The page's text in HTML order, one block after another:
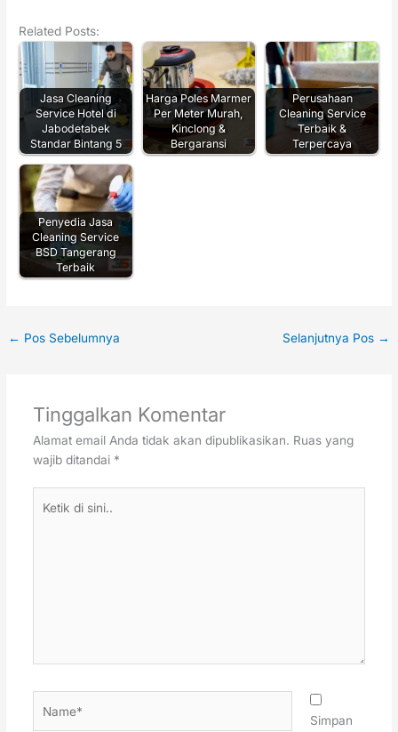
Related Posts:
Jasa Cleaning
Service Hotel di
Jabodetabek
Standar Bintang 5
Harga Poles Marmer
Per Meter Murah,
Kinclong &
Bergaransi
Perusahaan
Cleaning Service
Terbaik &
Terpercaya
Penyedia Jasa
Cleaning Service
BSD Tangerang
Terbaik
← Pos Sebelumnya Selanjutnya Pos →
Tinggalkan Komentar
Alamat email Anda tidak akan dipublikasikan. Ruas yang
wajib ditandai *
Simpan